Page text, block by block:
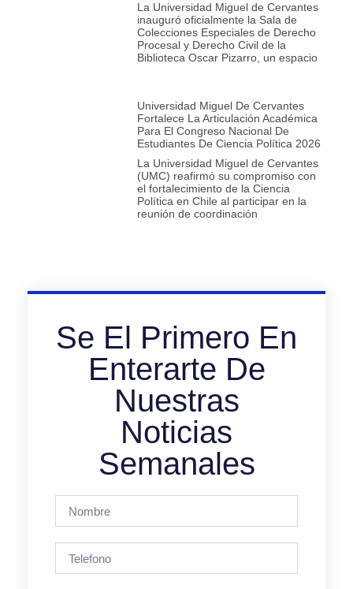
La Universidad Miguel de Cervantes
inauguró oficialmente la Sala de
Colecciones Especiales de Derecho
Procesal y Derecho Civil de la
Biblioteca Oscar Pizarro, un espacio
Universidad Miguel De Cervantes
Fortalece La Articulación Académica
Para El Congreso Nacional De
Estudiantes De Ciencia Política 2026
La Universidad Miguel de Cervantes
(UMC) reafirmó su compromiso con
el fortalecimiento de la Ciencia
Política en Chile al participar en la
reunión de coordinación
Se El Primero En
Enterarte De
Nuestras
Noticias
Semanales